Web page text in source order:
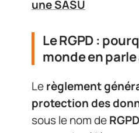
une SASU
Le RGPD :
monde en
Lerèglement
protection des
sous le nom deRGPD